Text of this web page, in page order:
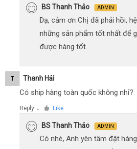
BS Thanh Thảo ADMIN
Dạ, cảm ơn Chị đã phải hồi,
những sản phẩm tốt nhất để
được hàng tốt.
T Thanh Hải
Có ship hàng toàn quốc không nhỉ?
Reply ● Like
BS Thanh Thảo ADMIN
Có nhé, Anh yên tâm đặt